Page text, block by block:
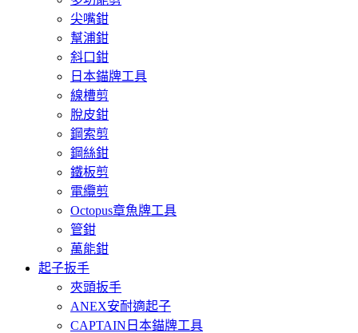
尖嘴鉗
幫浦鉗
斜口鉗
日本錨牌工具
線槽剪
脫皮鉗
鋼索剪
鋼絲鉗
鐵板剪
電纜剪
Octopus章魚牌工具
管鉗
萬能鉗
起子扳手
夾頭扳手
ANEX安耐適起子
CAPTAIN日本錨牌工具